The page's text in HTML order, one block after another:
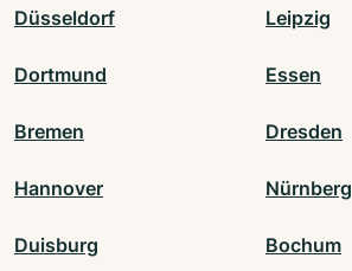
Düsseldorf Leipzig
Dortmund Essen
Bremen Dresden
Hannover Nürnberg
Duisburg Bochum